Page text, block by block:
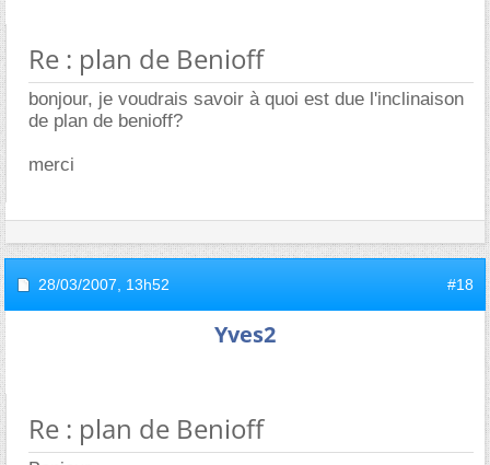
Re : plan de Benioff
bonjour, je voudrais savoir à quoi est due l'inclinaison
de plan de benioff?
merci
28/03/2007, 13h52 #18
Yves2
Re : plan de Benioff